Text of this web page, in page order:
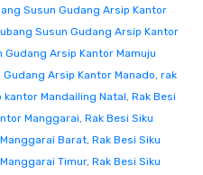
Susun Gudang Arsip Kantor
Susun Gudang Arsip Kantor
Gudang Arsip Kantor Mamuju
Arsip Kantor Manado, rak
Mandailing Natal, Rak Besi
Manggarai, Rak Besi Siku
Barat, Rak Besi Siku
Timur, Rak Besi Siku